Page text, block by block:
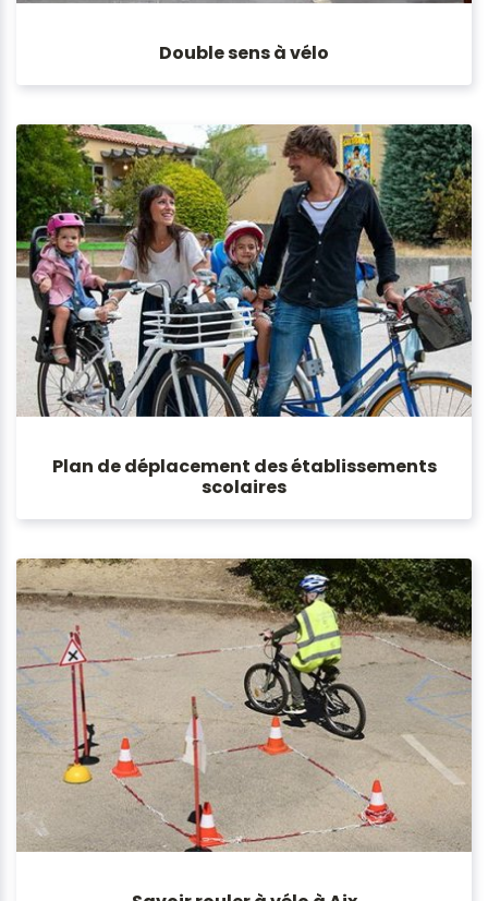
Double sens à vélo
Plan de déplacement des établissements
scolaires